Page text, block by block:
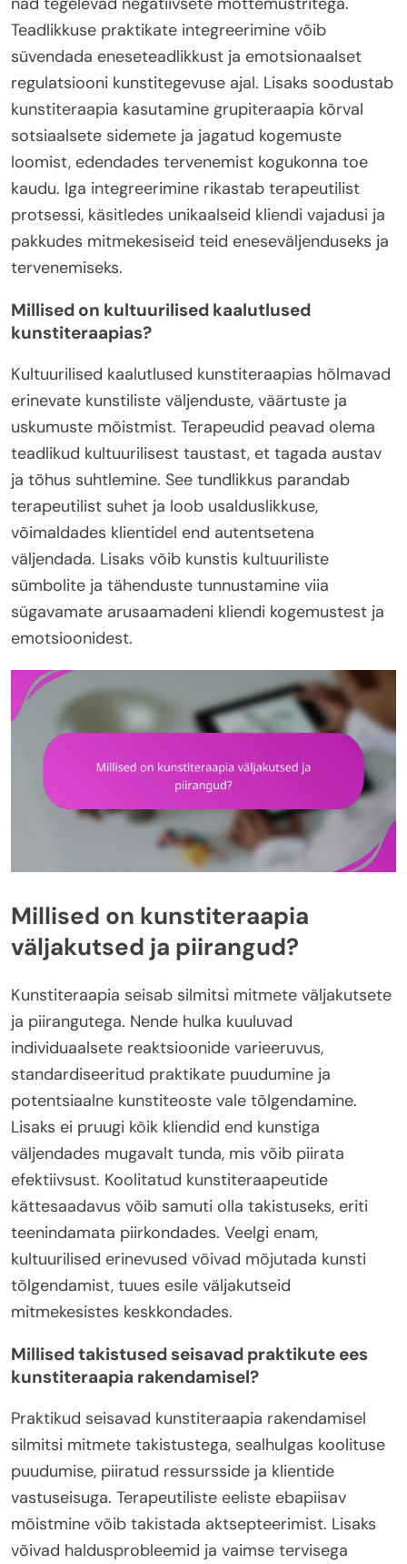
Teadlikkuse praktikate integreerimine võib
süvendada eneseteadlikkust ja emotsionaalset
regulatsiooni kunstitegevuse ajal. Lisaks soodustab
kunstiteraapia kasutamine grupiteraapia kõrval
sotsiaalsete sidemete ja jagatud kogemuste
loomist, edendades tervenemist kogukonna toe
kaudu. Iga integreerimine rikastab terapeutilist
protsessi, käsitledes unikaalseid kliendi vajadusi ja
pakkudes mitmekesiseid teid eneseväljenduseks ja
tervenemiseks.
Millised on kultuurilised kaalutlused
kunstiteraapias?
Kultuurilised kaalutlused kunstiteraapias hõlmavad
erinevate kunstiliste väljenduste, väärtuste ja
uskumuste mõistmist. Terapeudid peavad olema
teadlikud kultuurilisest taustast, et tagada austav
ja tõhus suhtlemine. See tundlikkus parandab
terapeutilist suhet ja loob usalduslikkuse,
võimaldades klientidel end autentsetena
väljendada. Lisaks võib kunstis kultuuriliste
sümbolite ja tähenduste tunnustamine viia
sügavamate arusaamadeni kliendi kogemustest ja
emotsioonidest.
Millised on kunstiteraapia
väljakutsed ja piirangud?
Kunstiteraapia seisab silmitsi mitmete väljakutsete
ja piirangutega. Nende hulka kuuluvad
individuaalsete reaktsioonide varieeruvus,
standardiseeritud praktikate puudumine ja
potentsiaalne kunstiteoste vale tõlgendamine.
Lisaks ei pruugi kõik kliendid end kunstiga
väljendades mugavalt tunda, mis võib piirata
efektiivsust. Koolitatud kunstiteraapeutide
kättesaadavus võib samuti olla takistuseks, eriti
teenindamata piirkondades. Veelgi enam,
kultuurilised erinevused võivad mõjutada kunsti
tõlgendamist, tuues esile väljakutseid
mitmekesistes keskkondades.
Millised takistused seisavad praktikute ees
kunstiteraapia rakendamisel?
Praktikud seisavad kunstiteraapia rakendamisel
silmitsi mitmete takistustega, sealhulgas koolituse
puudumise, piiratud ressursside ja klientide
vastuseisuga. Terapeutiliste eeliste ebapiisav
mõistmine võib takistada aktsepteerimist. Lisaks
võivad haldusprobleemid ja vaimse tervisega